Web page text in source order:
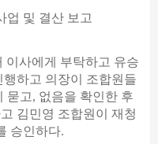
업 및 결산 보고
이사에게 부탁하고 유승
하고 의장이 조합원들
묻고, 없음을 확인한 후
김민영 조합원이 재청
승인하다.